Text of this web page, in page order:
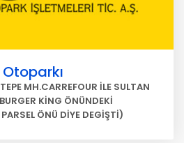
MH.CARREFOUR İLE SULTAN
KİNG ÖNÜNDEKİ
ÖNÜ DİYE DEGİŞTİ)